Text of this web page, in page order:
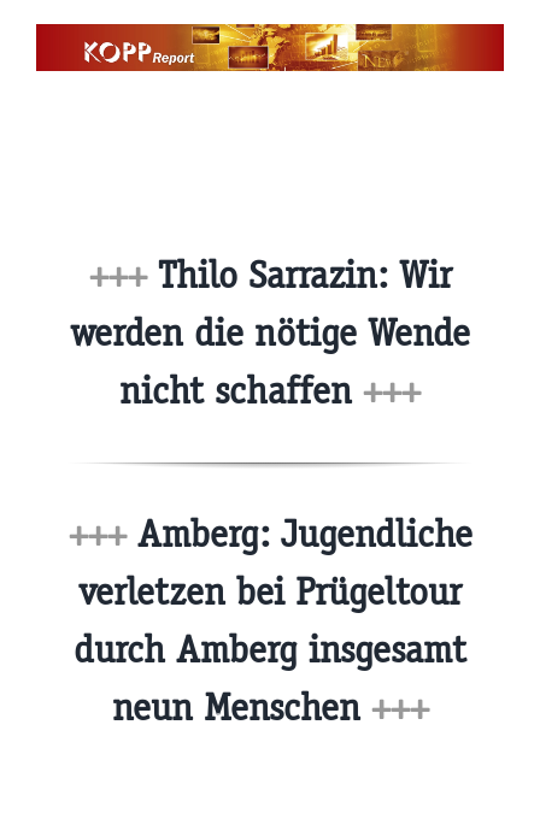
+++ Thilo Sarrazin: Wir
werden die nötige Wende
nicht schaffen +++
+++ Amberg: Jugendliche
verletzen bei Prügeltour
durch Amberg insgesamt
neun Menschen +++